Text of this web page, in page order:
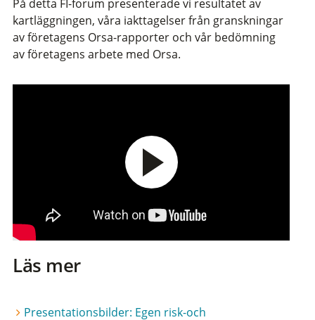
På detta FI-forum presenterade vi resultatet av
kartläggningen, våra iakttagelser från granskningar
av företagens Orsa-rapporter och vår bedömning
av företagens arbete med Orsa.
Läs mer
Presentationsbilder: Egen risk-och